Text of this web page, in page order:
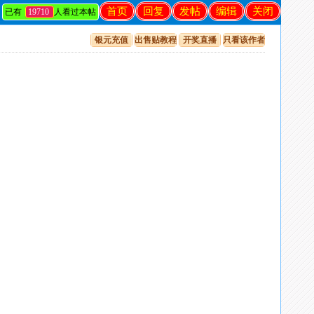
关闭
编辑
发帖
回复
首页
已有 19710 人看过本帖
银元充值 出售贴教程 开奖直播 只看该作者